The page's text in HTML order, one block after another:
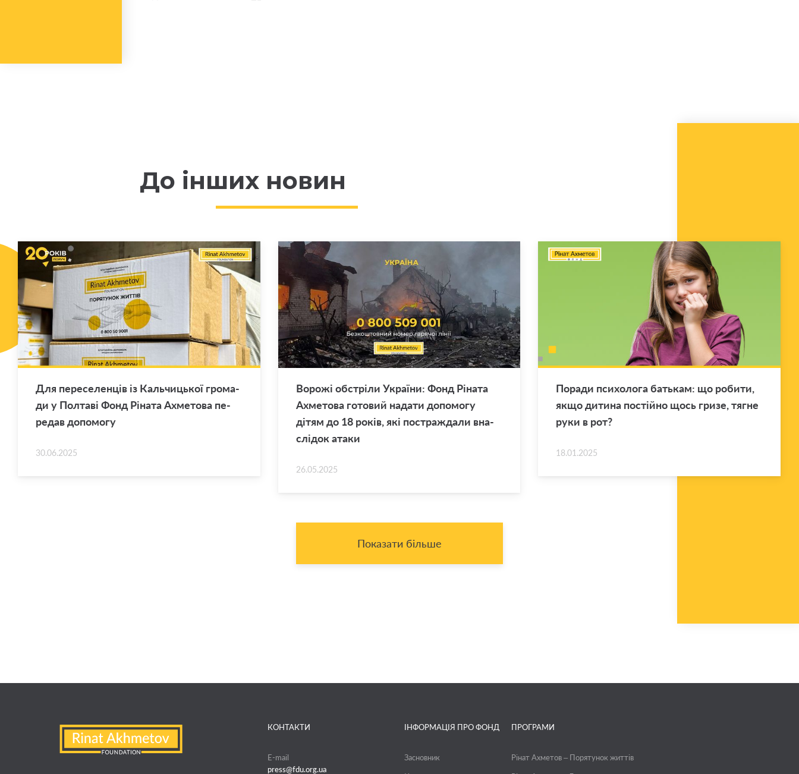
До інших новин
Для пе­ре­се­лен­ців із Каль­чи­цької гро­ма­
ди у Пол­та­ві Фонд Рі­на­та Ахме­то­ва пе­
ре­дав до­по­мо­гу
30.06.2025
Во­ро­жі об­стрі­ли Укра­ї­ни: Фонд Рі­на­та
Ахме­то­ва го­то­вий на­да­ти до­по­мо­гу
дітям до 18 років, які по­стра­жда­ли вна­
слі­док атаки
26.05.2025
По­ра­ди пси­хо­ло­га ба­тькам: що ро­би­ти,
якщо ди­ти­на по­стій­но щось гризе, тягне
руки в рот?
18.01.2025
Показати більше
КОНТАКТИ
E-mail
press@fdu.org.ua
ІНФОРМАЦІЯ ПРО ФОНД
Засновник
ПРОГРАМИ
Рінат Ахметов – Порятунок життів